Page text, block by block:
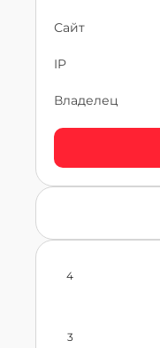
Сайт
IP
Владелец
3
4